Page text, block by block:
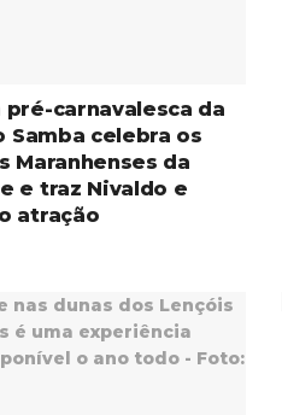
pré-carnavalesca da
Samba celebra os
Maranhenses da
e traz Nivaldo e
atração